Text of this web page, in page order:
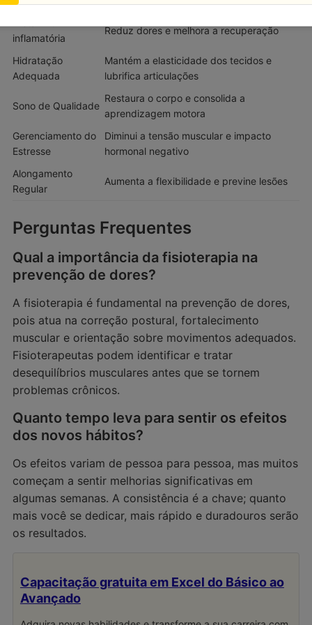
inflamatória
Reduz dores e melhora a recuperação
Hidratação
Adequada
Mantém a elasticidade dos tecidos e
lubrifica articulações
Sono de Qualidade
Restaura o corpo e consolida a
aprendizagem motora
Gerenciamento do
Estresse
Diminui a tensão muscular e impacto
hormonal negativo
Alongamento
Regular
Aumenta a flexibilidade e previne lesões
Perguntas Frequentes
Qual a importância da fisioterapia na
prevenção de dores?
A fisioterapia é fundamental na prevenção de dores,
pois atua na correção postural, fortalecimento
muscular e orientação sobre movimentos adequados.
Fisioterapeutas podem identificar e tratar
desequilíbrios musculares antes que se tornem
problemas crônicos.
Quanto tempo leva para sentir os efeitos
dos novos hábitos?
Os efeitos variam de pessoa para pessoa, mas muitos
começam a sentir melhorias significativas em
algumas semanas. A consistência é a chave; quanto
mais você se dedicar, mais rápido e duradouros serão
os resultados.
Capacitação gratuita em Excel do Básico ao
Avançado